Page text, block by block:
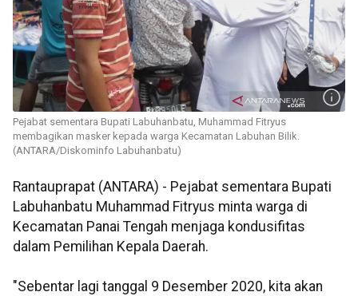
Pejabat sementara Bupati Labuhanbatu, Muhammad Fitryus
membagikan masker kepada warga Kecamatan Labuhan Bilik.
(ANTARA/Diskominfo Labuhanbatu)
Rantauprapat (ANTARA) - Pejabat sementara Bupati
Labuhanbatu Muhammad Fitryus minta warga di
Kecamatan Panai Tengah menjaga kondusifitas
dalam Pemilihan Kepala Daerah.
"Sebentar lagi tanggal 9 Desember 2020, kita akan